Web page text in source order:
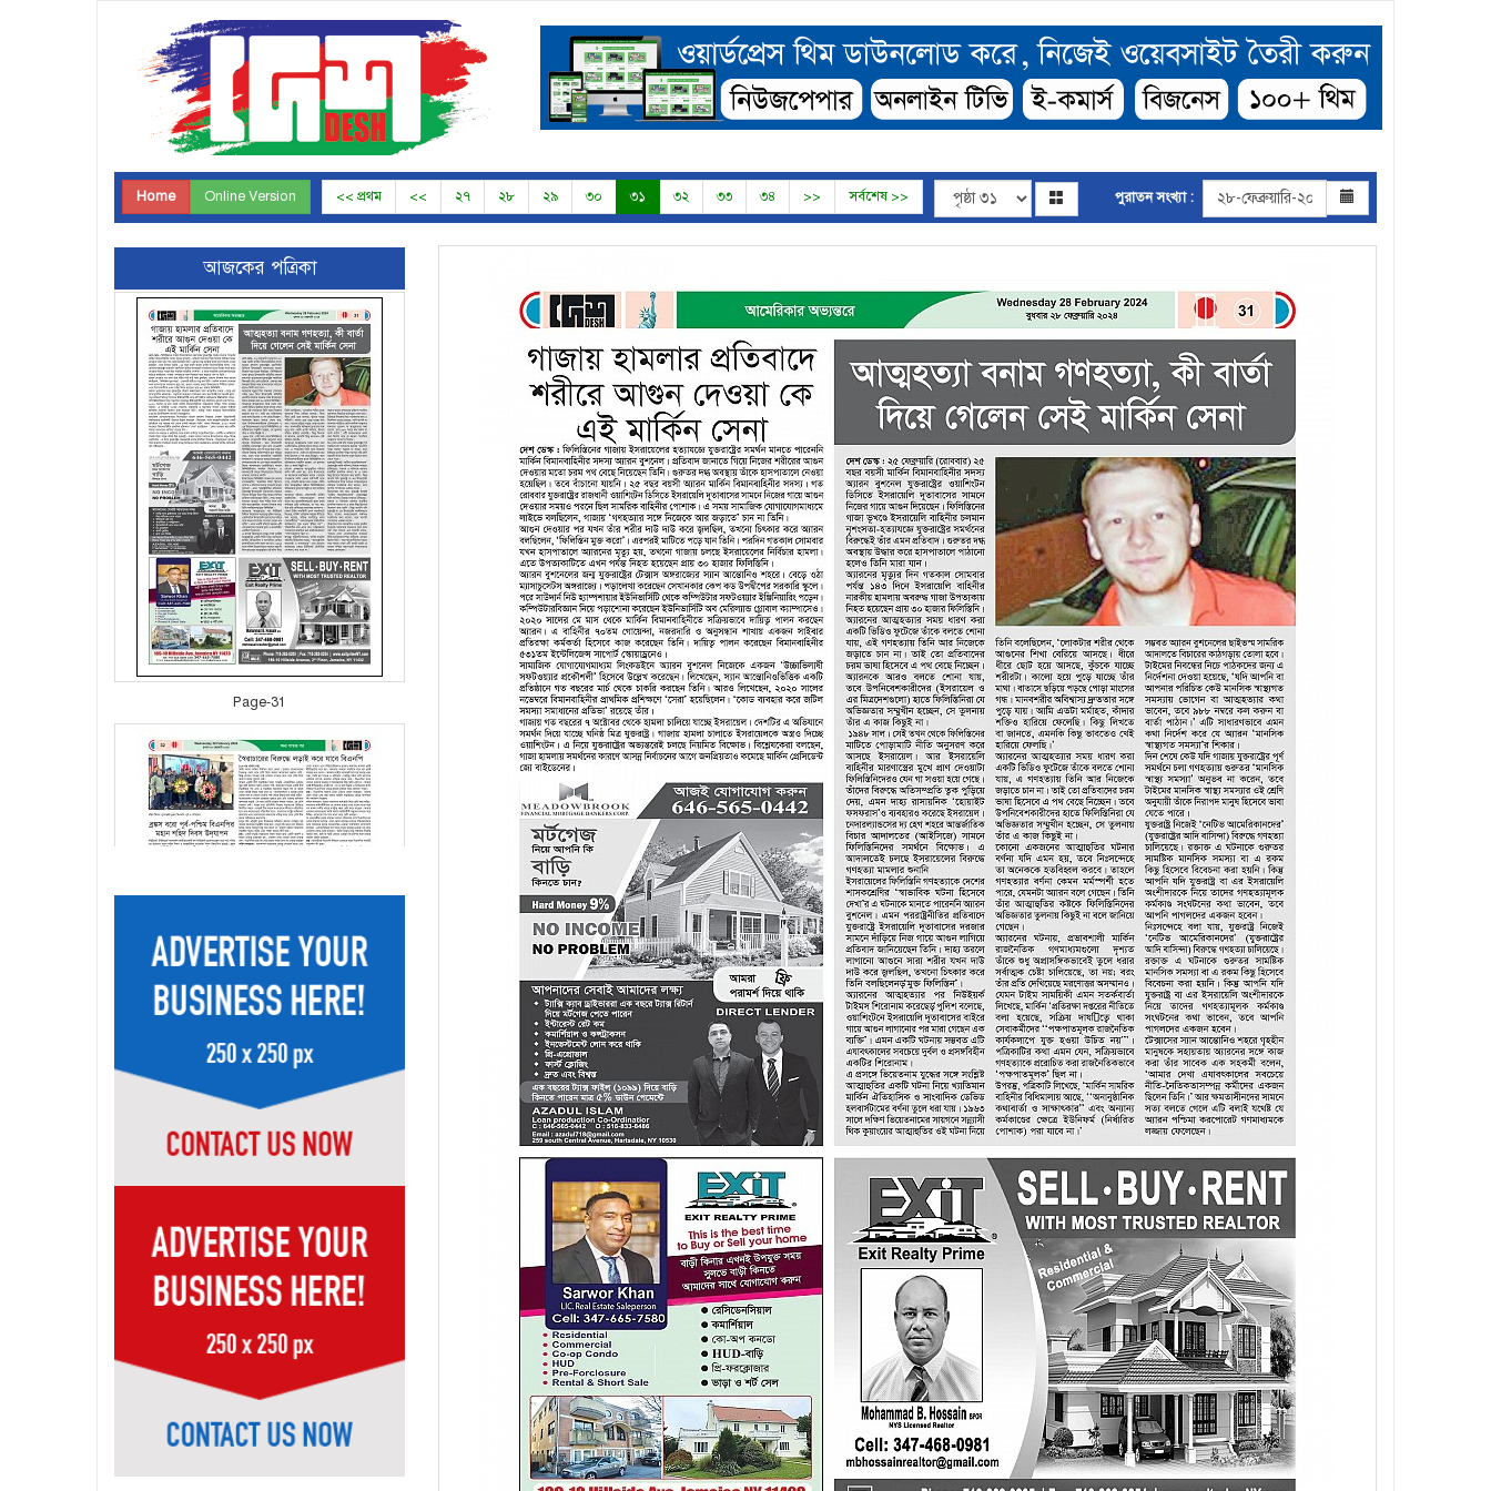
Home Online Version << প্রথম << ২৭ ২৮ ২৯ ৩০ ৩১ ৩২ ৩৩ ৩৪ >> সর্বশেষ >> পুরাতন সংখ্যা :
আজকের পত্রিকা
Page-30
Page-31
Page-32